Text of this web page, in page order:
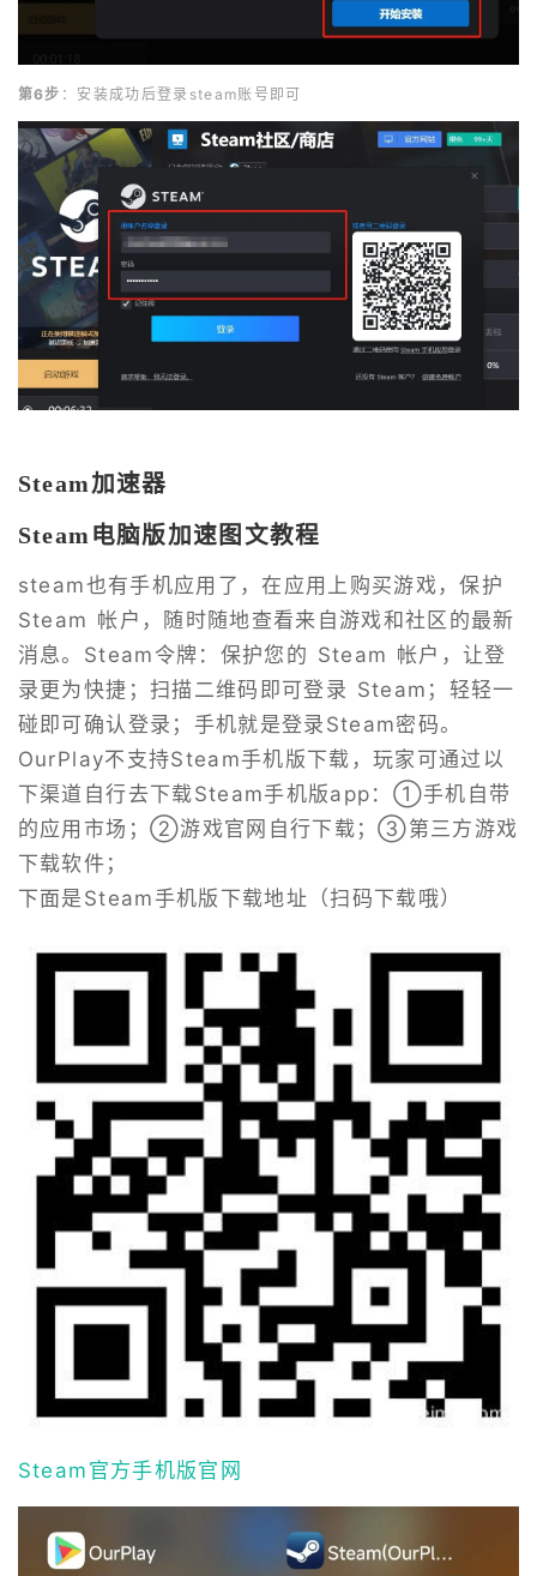
第6步 ：安装成功后登录steam账号即可
Steam加速器
Steam电脑版加速图文教程
steam也有手机应用了，在应用上购买游戏，保护
Steam 帐户，随时随地查看来自游戏和社区的最新
消息。Steam令牌：保护您的 Steam 帐户，让登
录更为快捷；扫描二维码即可登录 Steam；轻轻一
碰即可确认登录；手机就是登录Steam密码。
OurPlay不支持Steam手机版下载，玩家可通过以
下渠道自行去下载Steam手机版app：①手机自带
的应用市场；②游戏官网自行下载；③第三方游戏
下载软件；
下面是Steam手机版下载地址（扫码下载哦）
Steam官方手机版官网